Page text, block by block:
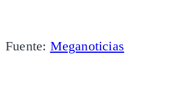
Fuente: Meganoticias